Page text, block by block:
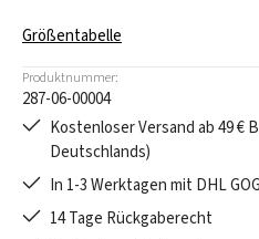
Größentabelle
Produktnummer:
287-06-00004
Kostenloser Versand ab 49 €
Deutschlands)
In 1-3 Werktagen mit DHL
14 Tage Rückgaberecht